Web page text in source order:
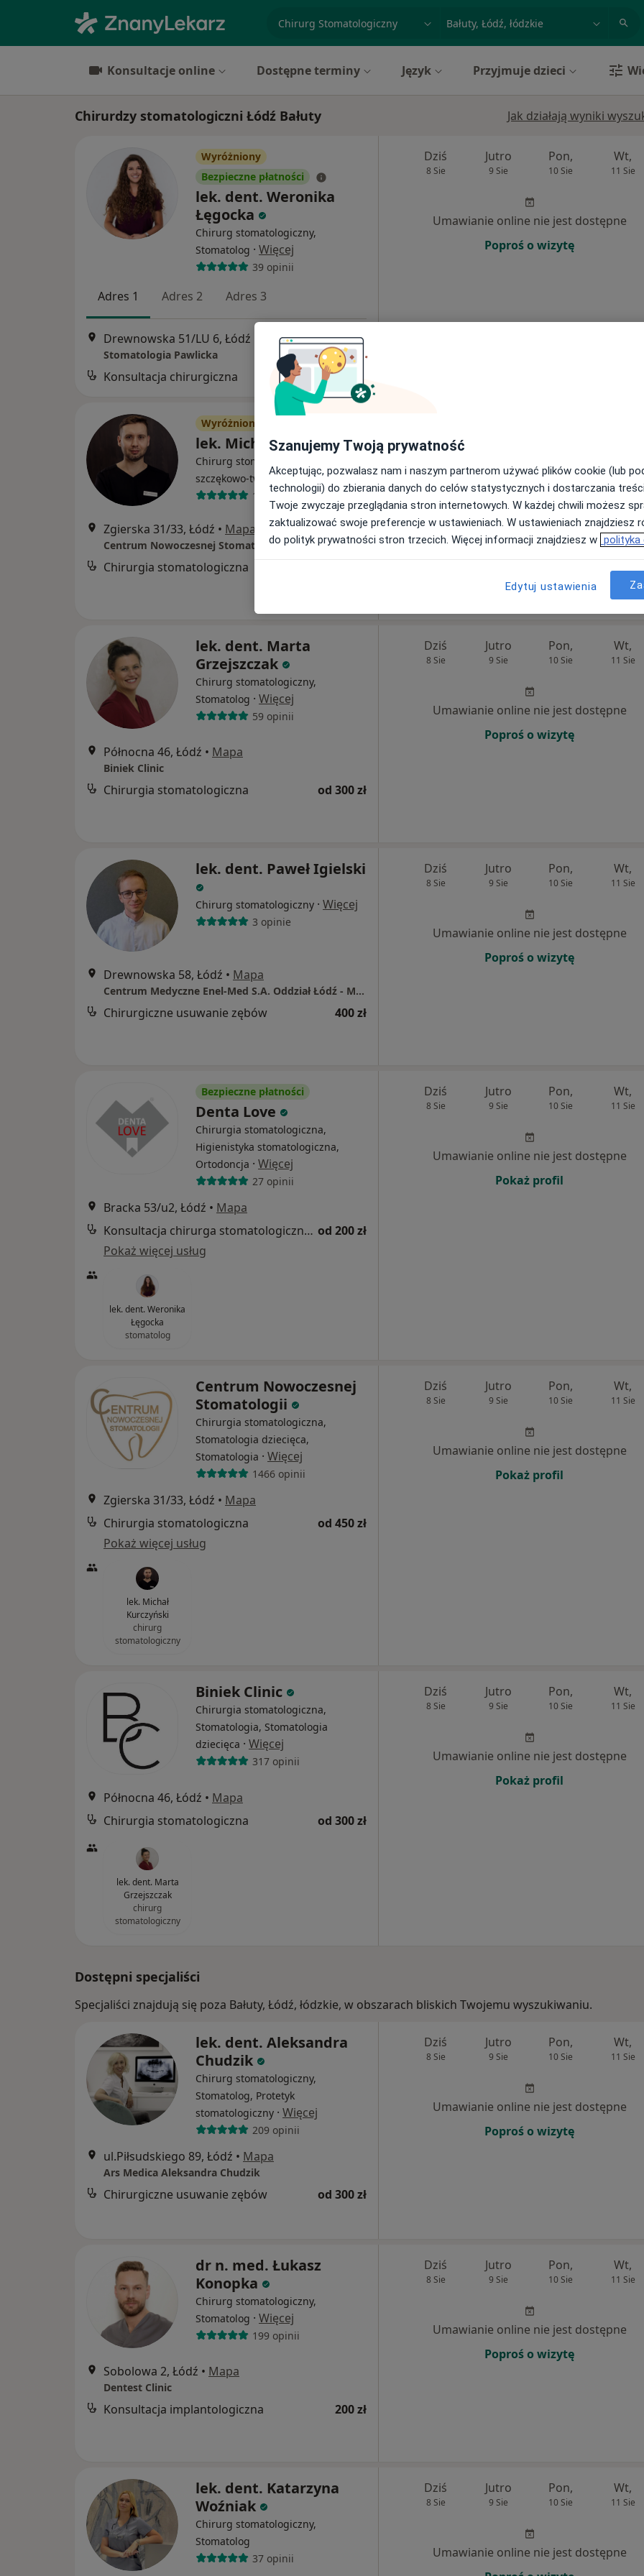
miasto lub dzielnica
Konsultacje online Dostępne terminy Język Przyjmuje dzieci
Chirurdzy stomatologiczni Łódź Bałuty Jak działają wyniki
Wyróżniony
Bezpieczne płatności
lek. dent. Weronika
Łęgocka
Chirurg stomatologiczny,
Stomatolog · Więcej
39 opinii
Adres 1 Adres 2 Adres 3
Drewnowska 51/LU 6, Łódź Mapa
Stomatologia Pawlicka
Konsultacja chirurgiczna 200 zł
Dziś
8 Sie
Jutro
9 Sie
Pon,
10 Sie
Wt,
11 Sie
Umawianie online nie jest dostępne
Poproś o wizytę
Wyróżniony
lek. Michał Kurczyński
Chirurg stomatologiczny, Chirurg
szczękowo-twarzowy·Więcej
125 opinii
Zgierska 31/33, Łódź • Mapa
Centrum Nowoczesnej Stomatologii
Chirurgia stomatologiczna
Umawianie online nie jest dostępne
Poproś o wizytę
lek. dent. Marta
Grzejszczak
Chirurg stomatologiczny,
Stomatolog · Więcej
59 opinii
Północna 46, Łódź • Mapa
Biniek Clinic
Chirurgia stomatologiczna od 300 zł
Dziś
8 Sie
Jutro
9 Sie
Pon,
10 Sie
Wt,
11 Sie
Umawianie online nie jest dostępne
Poproś o wizytę
lek. dent. Paweł Igielski
Chirurg stomatologiczny · Więcej
3 opinie
Drewnowska 58, Łódź • Mapa
Centrum Medyczne Enel-Med S.A. Oddział Łódź - Manufaktura
Chirurgiczne usuwanie zębów 400 zł
Dziś
8 Sie
Jutro
9 Sie
Pon,
10 Sie
Wt,
11 Sie
Umawianie online nie jest dostępne
Poproś o wizytę
Bezpieczne płatności
Denta Love
Chirurgia stomatologiczna,
Higienistyka stomatologiczna,
Ortodoncja · Więcej
27 opinii
Bracka 53/u2, Łódź • Mapa
Konsultacja chirurga stomatologicznego od 200 zł
Pokaż więcej usług
lek. dent. Weronika
Łęgocka
stomatolog
Dziś
8 Sie
Jutro
9 Sie
Pon,
10 Sie
Wt,
11 Sie
Umawianie online nie jest dostępne
Pokaż profil
Centrum Nowoczesnej
Stomatologii
Chirurgia stomatologiczna,
Stomatologia dziecięca,
Stomatologia · Więcej
1466 opinii
Zgierska 31/33, Łódź • Mapa
Chirurgia stomatologiczna
od 450 zł
Pokaż więcej usług
lek. Michał
Kurczyński
chirurg
stomatologiczny
Dziś
8 Sie
Jutro
9 Sie
Pon,
10 Sie
Wt,
11 Sie
Umawianie online nie jest dostępne
Pokaż profil
Biniek Clinic
Chirurgia stomatologiczna,
Stomatologia, Stomatologia
dziecięca · Więcej
317 opinii
Północna 46, Łódź • Mapa
Chirurgia stomatologiczna
od 300 zł
lek. dent. Marta
Grzejszczak
chirurg
stomatologiczny
Dziś
8 Sie
Jutro
9 Sie
Pon,
10 Sie
Wt,
11 Sie
Umawianie online nie jest dostępne
Pokaż profil
Dostępni specjaliści
Specjaliści znajdują się poza Bałuty, Łódź, łódzkie, w obszarach bliskich Twojemu wyszukiwaniu.
lek. dent. Aleksandra
Chudzik
Chirurg stomatologiczny,
Stomatolog, Protetyk
stomatologiczny · Więcej
209 opinii
ul.Piłsudskiego 89, Łódź • Mapa
Ars Medica Aleksandra Chudzik
Chirurgiczne usuwanie zębów od 300 zł
Dziś
8 Sie
Jutro
9 Sie
Pon,
10 Sie
Wt,
11 Sie
Umawianie online nie jest dostępne
Poproś o wizytę
dr n. med. Łukasz
Konopka
Chirurg stomatologiczny,
Stomatolog · Więcej
199 opinii
Sobolowa 2, Łódź • Mapa
Dentest Clinic
Konsultacja implantologiczna 200 zł
Dziś
8 Sie
Jutro
9 Sie
Pon,
10 Sie
Wt,
11 Sie
Umawianie online nie jest dostępne
Poproś o wizytę
lek. dent. Katarzyna
Woźniak
Chirurg stomatologiczny,
Stomatolog
37 opinii
Dziś
8 Sie
Jutro
9 Sie
Pon,
10 Sie
Wt,
11 Sie
Umawianie online nie jest dostępne
Szanujemy Twoją prywatność
Akceptując, pozwalasz nam i naszym partnerom używać plików cookie (lub
technologii) do zbierania danych do celów statystycznych i dostarczania
Twoje zwyczaje przeglądania stron internetowych. W każdej chwili możesz
zaktualizować swoje preferencje w ustawieniach. W ustawieniach znajdziesz
do polityk prywatności stron trzecich. Więcej informacji znajdziesz w polityka
Edytuj ustawienia